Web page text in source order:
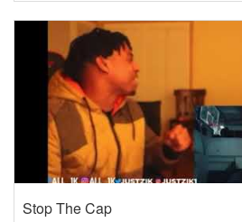
Stop The Cap